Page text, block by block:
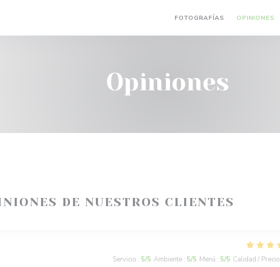
FOTOGRAFÍAS OPINIONES
Opiniones
DE NUESTROS CLIENTES
Servicio : 5/5 Ambiente : 5/5 Menú : 5/5 Calidad / Precio